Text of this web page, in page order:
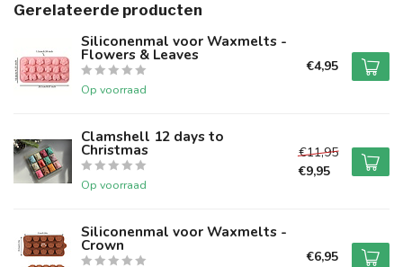
Gerelateerde producten
Siliconenmal voor Waxmelts -
Flowers & Leaves
Op voorraad
€4,95
Clamshell 12 days to
Christmas
Op voorraad
€11,95
€9,95
Siliconenmal voor Waxmelts -
Crown
€6,95